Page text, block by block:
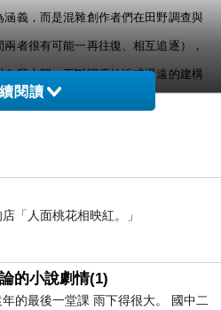
義，而是混雜創作者們在田野調查與
者很有可能一再往復、相互追逐），
我之間，不斷調度拉近或退遠的建構
間之內，集體創作的社群記憶。
地方政府也已進行拆遷作業。也就是
事件現場的策展人及創作者們來說，
事件現場，而是趨近後事件的生活現
裡〉，演的是一個不時騎車到拆除現
晝的房〉把隔間的牆面與自己的身上
像被日常壓得動彈不得，失魂落魄的
閱讀
「人面桃花相映紅。」
的小說劇情(1)
的最後一堂課 雨下得很大。 國中二